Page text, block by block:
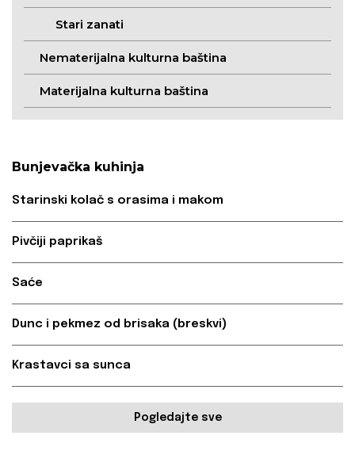
Stari zanati
Nematerijalna kulturna baština
Materijalna kulturna baština
Bunjevačka kuhinja
Starinski kolač s orasima i makom
Pivčiji paprikaš
Saće
Dunc i pekmez od brisaka (breskvi)
Krastavci sa sunca
Pogledajte sve